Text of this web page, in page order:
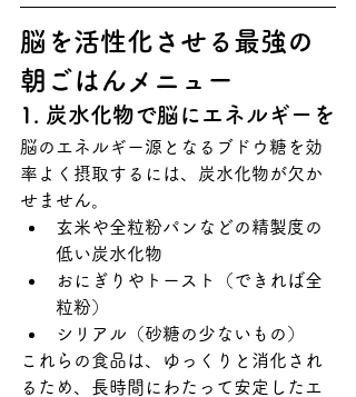
脳を活性化させる最強の
朝ごはんメニュー
1. 炭水化物で脳にエネルギーを
脳のエネルギー源となるブドウ糖を効
率よく摂取するには、炭水化物が欠か
せません。
玄米や全粒粉パンなどの精製度の
低い炭水化物
おにぎりやトースト（できれば全
粒粉）
シリアル（砂糖の少ないもの）
これらの食品は、ゆっくりと消化され
るため、長時間にわたって安定したエ